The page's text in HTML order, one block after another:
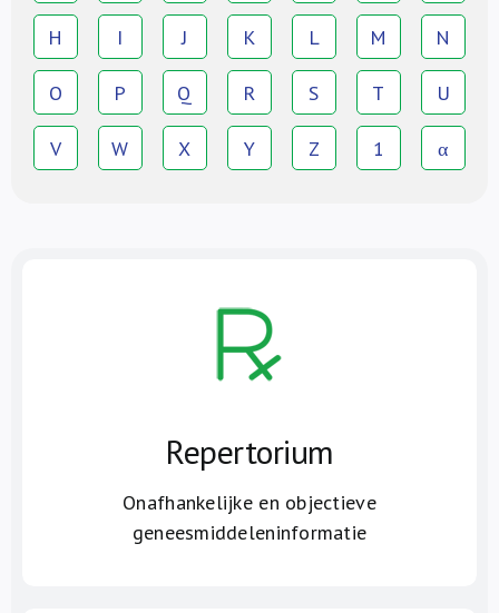
H I J K L M N
O P Q R S T U
V W X Y Z 1 α
Repertorium
Onafhankelijke en objectieve
geneesmiddeleninformatie